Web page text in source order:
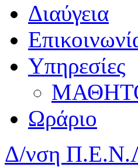
Διαύγεια
Υπηρεσίες
Ωράριο
Δ/νση